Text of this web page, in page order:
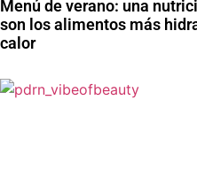
Menú de verano: una
son los alimentos más
calor